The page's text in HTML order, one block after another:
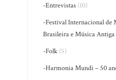
-Entrevistas (10)
-Festival Internacional de
Brasileira e Música Antiga
-Folk (5)
-Harmonia Mundi – 50